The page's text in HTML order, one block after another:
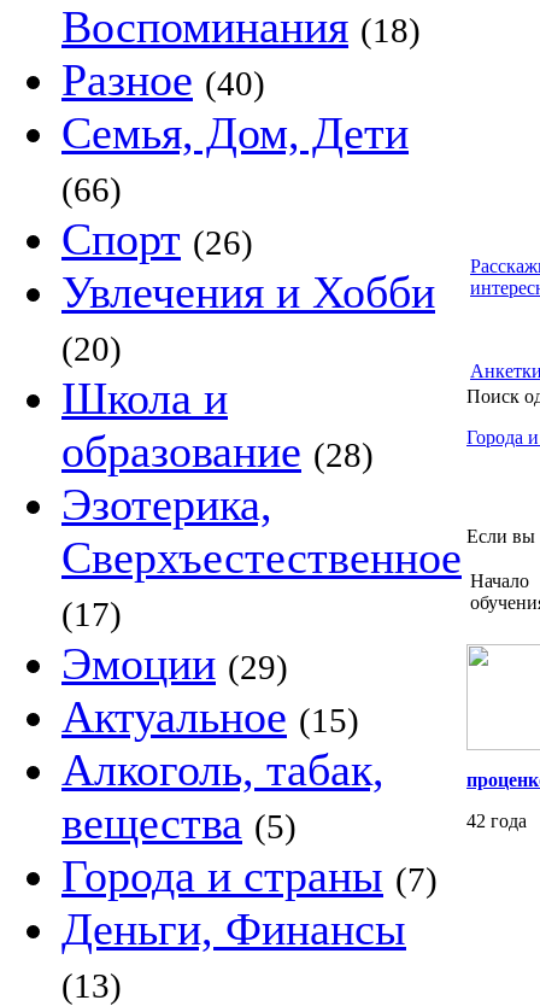
Воспоминания (18)
Разное (40)
Семья, Дом, Дети
(66)
Спорт (26)
Увлечения и Хобби
(20)
Школа и
образование (28)
Эзотерика,
Сверхъестественное
(17)
Эмоции (29)
Актуальное (15)
Алкоголь, табак,
вещества (5)
Города и страны (7)
Деньги, Финансы
(13)
Поиск
Города
Если вы
Начало
42 года